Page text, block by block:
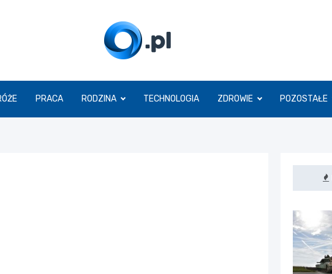
O.pl
PRACA RODZINA TECHNOLOGIA ZDROWIE POZOSTAŁE